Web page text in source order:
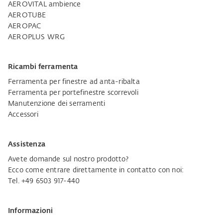
AEROVITAL ambience
AEROTUBE
AEROPAC
AEROPLUS WRG
Ricambi ferramenta
Ferramenta per finestre ad anta-ribalta
Ferramenta per portefinestre scorrevoli
Manutenzione dei serramenti
Accessori
Assistenza
Avete domande sul nostro prodotto?
Ecco come entrare direttamente in contatto con noi:
Tel. +49 6503 917-440
Informazioni